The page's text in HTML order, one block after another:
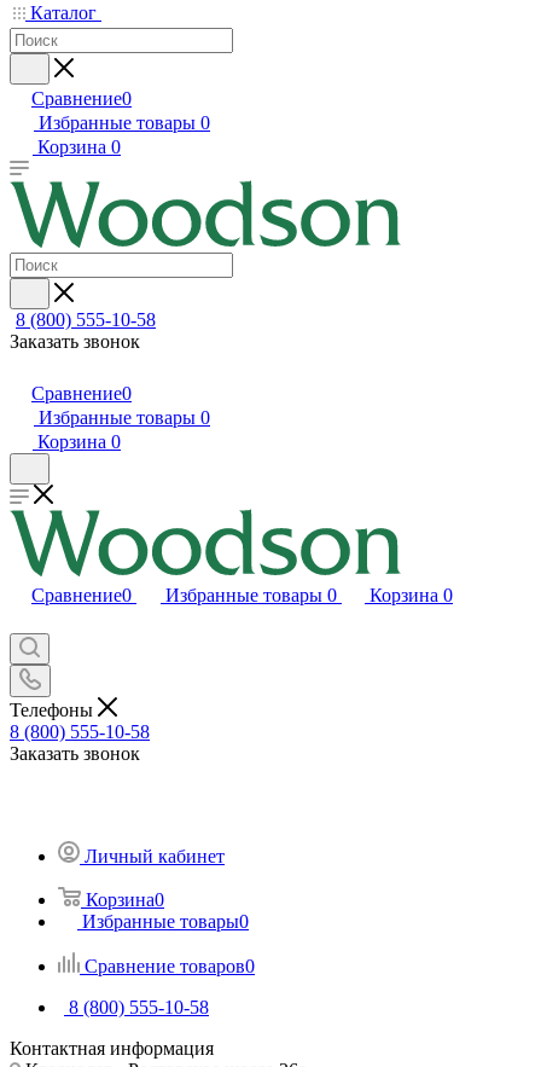
Каталог
Сравнение0
Избранные товары 0
Корзина 0
8 (800) 555-10-58
Заказать звонок
Сравнение0
Избранные товары 0
Корзина 0
Сравнение0 Избранные товары 0 Корзина 0
Телефоны
8 (800) 555-10-58
Заказать звонок
Личный кабинет
Корзина0
Избранные товары0
Сравнение товаров0
8 (800) 555-10-58
Контактная информация